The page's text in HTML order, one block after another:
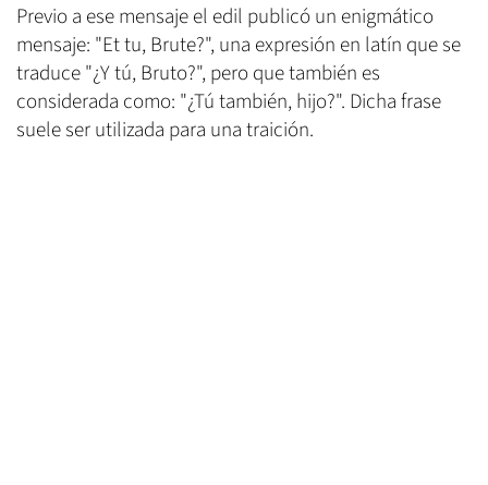
Previo a ese mensaje el edil publicó un enigmático
mensaje: "Et tu, Brute?", una expresión en latín que se
traduce "¿Y tú, Bruto?", pero que también es
considerada como: "¿Tú también, hijo?". Dicha frase
suele ser utilizada para una traición.